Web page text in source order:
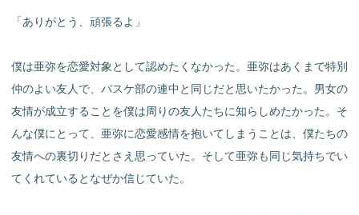
「ありがとう、頑張るよ」
僕は亜弥を恋愛対象として認めたくなかった。亜弥はあくまで特別
仲のよい友人で、バスケ部の連中と同じだと思いたかった。男女の
友情が成立することを僕は周りの友人たちに知らしめたかった。そ
んな僕にとって、亜弥に恋愛感情を抱いてしまうことは、僕たちの
友情への裏切りだとさえ思っていた。そして亜弥も同じ気持ちでい
てくれているとなぜか信じていた。